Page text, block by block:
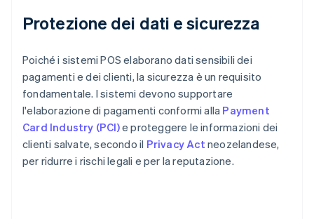
Protezione dei dati e sicurezza
Poiché i sistemi POS elaborano dati sensibili dei
pagamenti e dei clienti, la sicurezza è un requisito
fondamentale. I sistemi devono supportare
l'elaborazione di pagamenti conformi alla Payment
Card Industry (PCI)e proteggere le informazioni dei
clienti salvate, secondo il Privacy Act neozelandese,
per ridurre i rischi legali e per la reputazione.